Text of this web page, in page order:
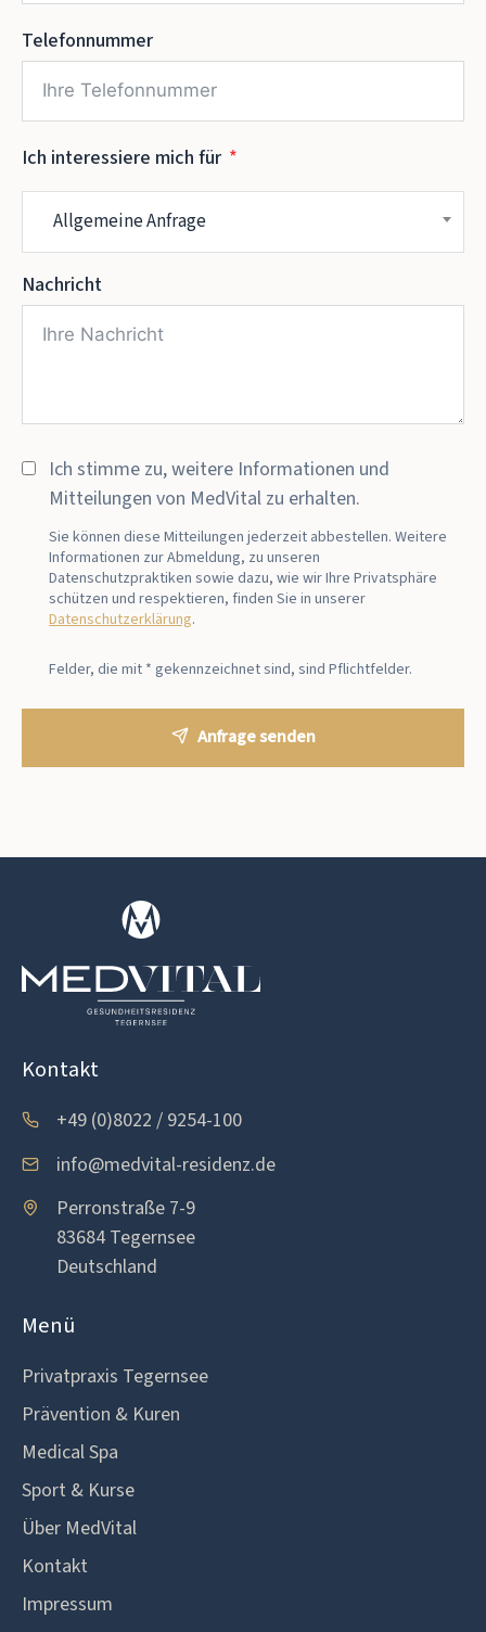
Telefonnummer
Ich interessiere mich für
Allgemeine Anfrage
Nachricht
Ich stimme zu, weitere Informationen und
Mitteilungen von MedVital zu erhalten.
Sie können diese Mitteilungen jederzeit abbestellen. Weitere
Informationen zur Abmeldung, zu unseren
Datenschutzpraktiken sowie dazu, wie wir Ihre Privatsphäre
schützen und respektieren, finden Sie in unserer
Datenschutzerklärung.
Felder, die mit * gekennzeichnet sind, sind Pflichtfelder.
Anfrage senden
Kontakt
+49 (0)8022 / 9254-100
info@medvital-residenz.de
Perronstraße 7-9
83684 Tegernsee
Deutschland
Menü
Privatpraxis Tegernsee
Prävention & Kuren
Medical Spa
Sport & Kurse
Über MedVital
Kontakt
Impressum